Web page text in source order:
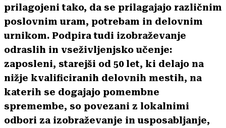
prilagojeni tako, da se prilagajajo različnim
poslovnim uram, potrebam in delovnim
urnikom. Podpira tudi izobraževanje
odraslih in vseživljenjsko učenje:
zaposleni, starejši od 50 let, ki delajo na
nižje kvalificiranih delovnih mestih, na
katerih se dogajajo pomembne
spremembe, so povezani z lokalnimi
odbori za izobraževanje in usposabljanje,